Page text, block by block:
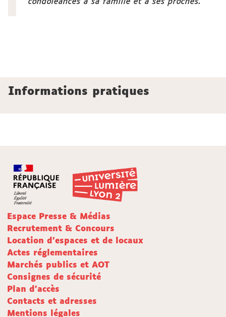
condoléances à sa famille et à ses proches.
Informations pratiques
Espace Presse & Médias
Recrutement & Concours
Location d'espaces et de locaux
Actes réglementaires
Marchés publics et AOT
Consignes de sécurité
Plan d'accès
Contacts et adresses
Mentions légales